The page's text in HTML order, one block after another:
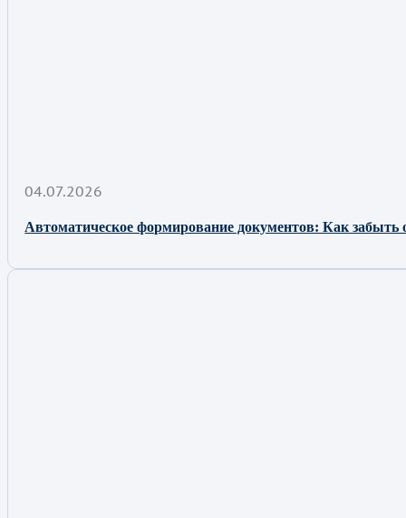
04.07.2026
Автоматическое формирование документов: Как забыть